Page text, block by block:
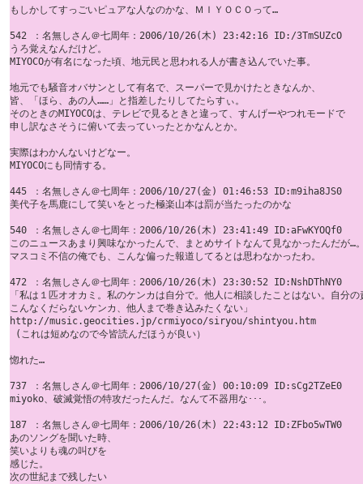
もしかしてすっごいピュアな人なのかな、ＭＩＹＯＣＯって…
542 ：名無しさん＠七周年：2006/10/26(木) 23:42:16 ID:/3TmSUZcO
うろ覚えなんだけど。
MIYOCOが有名になった頃、地元民と思われる人が書き込んでいた事。
地元でも騒音オバサンとして有名で、スーパーで見かけたときなんか、
皆、「ほら、あの人……」と指差したりしてたらすぃ。
そのときのMIYOCOは、テレビで見るときと違って、すんげーやつれモードで
申し訳なさそうに俯いて去っていったとかなんとか。
実際はわかんないけどなー。
MIYOCOにも同情する。
445 ：名無しさん＠七周年：2006/10/27(金) 01:46:53 ID:m9iha8JS0
美代子を馬鹿にして笑いをとった極楽山本は罰が当たったのかな
540 ：名無しさん＠七周年：2006/10/26(木) 23:41:49 ID:aFwKYOQf0
このニュースあまり興味なかったんで、まとめサイトなんて見なかったんだが…
マスコミ不信の俺でも、こんな偏った報道してるとは思わなかったわ。
472 ：名無しさん＠七周年：2006/10/26(木) 23:30:52 ID:NshDThNY0
「私は１匹オオカミ。私のケンカは自分で。他人に相談したことはない。自分
こんなくだらないケンカ、他人まで巻き込みたくない」
http://music.geocities.jp/crmiyoco/siryou/shintyou.htm
(これは短めなので今皆読んだほうが良い）
惚れた…
737 ：名無しさん＠七周年：2006/10/27(金) 00:10:09 ID:sCg2TZeE0
miyoko、破滅覚悟の特攻だったんだ。なんて不器用な･･･。
187 ：名無しさん＠七周年：2006/10/26(木) 22:43:12 ID:ZFbo5wTW0
あのソングを聞いた時、
笑いよりも魂の叫びを
感じた。
次の世紀まで残したい